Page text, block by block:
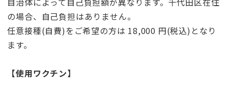
の場合、自己負担はありません。
任意接種(自費)をご希望の方は 18,000 円(税込)となり
ます。
【使用ワクチン】